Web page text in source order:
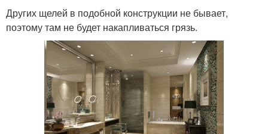
Других щелей в подобной конструкции не бывает,
поэтому там не будет накапливаться грязь.